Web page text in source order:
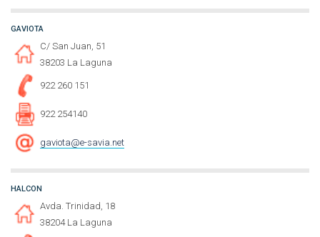
GAVIOTA
C/ San Juan, 51
38203 La Laguna
922 260 151
922 254140
gaviota@e-savia.net
HALCON
Avda. Trinidad, 18
38204 La Laguna